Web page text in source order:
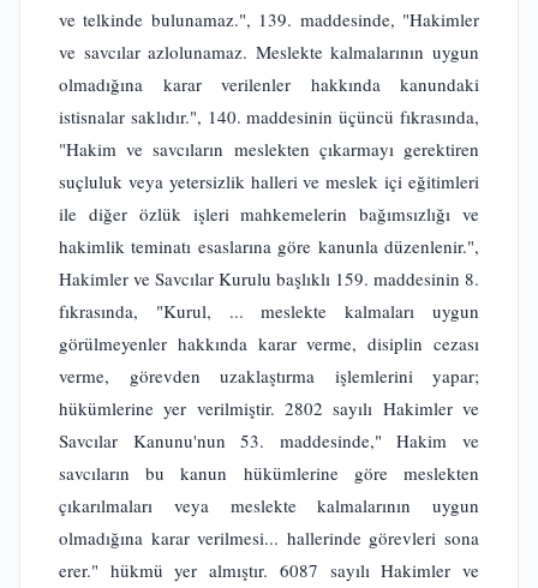
ve telkinde bulunamaz.", 139. maddesinde, "Hakimler
ve savcılar azlolunamaz. Meslekte kalmalarının uygun
olmadığına karar verilenler hakkında kanundaki
istisnalar saklıdır.", 140. maddesinin üçüncü fıkrasında,
"Hakim ve savcıların meslekten çıkarmayı gerektiren
suçluluk veya yetersizlik halleri ve meslek içi eğitimleri
ile diğer özlük işleri mahkemelerin bağımsızlığı ve
hakimlik teminatı esaslarına göre kanunla düzenlenir.",
Hakimler ve Savcılar Kurulu başlıklı 159. maddesinin 8.
fıkrasında, "Kurul, ... meslekte kalmaları uygun
görülmeyenler hakkında karar verme, disiplin cezası
verme, görevden uzaklaştırma işlemlerini yapar;
hükümlerine yer verilmiştir. 2802 sayılı Hakimler ve
Savcılar Kanunu'nun 53. maddesinde," Hakim ve
savcıların bu kanun hükümlerine göre meslekten
çıkarılmaları veya meslekte kalmalarının uygun
olmadığına karar verilmesi... hallerinde görevleri sona
erer." hükmü yer almıştır. 6087 sayılı Hakimler ve